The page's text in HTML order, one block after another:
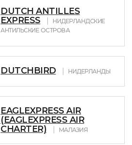
DUTCH ANTILLES
EXPRESS
НИДЕРЛАНДСКИЕ
АНТИЛЬСКИЕ ОСТРОВА
DUTCHBIRD НИДЕРЛАНДЫ
EAGLEXPRESS AIR
(EAGLEXPRESS AIR
CHARTER)
МАЛАЗИЯ